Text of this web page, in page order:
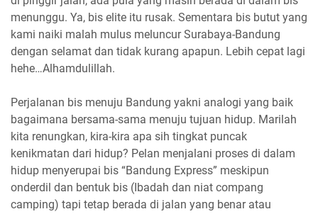
menunggu. Ya, bis elite itu rusak. Sementara bis butut yang
kami naiki malah mulus meluncur Surabaya-Bandung
dengan selamat dan tidak kurang apapun. Lebih cepat lagi
hehe…Alhamdulillah.
Perjalanan bis menuju Bandung yakni analogi yang baik
bagaimana bersama-sama menuju tujuan hidup. Marilah
kita renungkan, kira-kira apa sih tingkat puncak
kenikmatan dari hidup? Pelan menjalani proses di dalam
hidup menyerupai bis “Bandung Express” meskipun
onderdil dan bentuk bis (Ibadah dan niat compang
camping) tapi tetap berada di jalan yang benar atau